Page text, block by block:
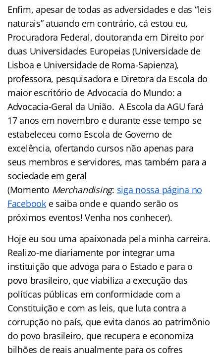
Enfim, apesar de todas as adversidades e das “leis
naturais” atuando em contrário, cá estou eu,
Procuradora Federal, doutoranda em Direito por
duas Universidades Europeias (Universidade de
Lisboa e Universidade de Roma-Sapienza),
professora, pesquisadora e Diretora da Escola do
maior escritório de Advocacia do Mundo: a
Advocacia-Geral da União. A Escola da AGU fará
17 anos em novembro e durante esse tempo se
estabeleceu como Escola de Governo de
excelência, ofertando cursos não apenas para
seus membros e servidores, mas também para a
sociedade em geral
(Momento Merchandising: siga nossa página no
Facebooke saiba onde e quando serão os
próximos eventos! Venha nos conhecer).
Hoje eu sou uma apaixonada pela minha carreira.
Realizo-me diariamente por integrar uma
instituição que advoga para o Estado e para o
povo brasileiro, que viabiliza a execução das
políticas públicas em conformidade com a
Constituição e com as leis, que luta contra a
corrupção no país, que evita danos ao patrimônio
do povo brasileiro, que recupera e economiza
bilhões de reais anualmente para os cofres